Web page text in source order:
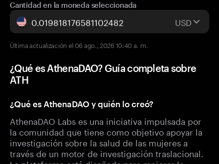
Cantidad en la moneda seleccionada
USD
Última actualización el 06 ago., 2026 10:40 a. m.
¿Qué es AthenaDAO? Guía completa sobre
ATH
¿Qué es AthenaDAO y quién lo creó?
AthenaDAO Labs es una iniciativa impulsada por
la comunidad que tiene como objetivo apoyar la
investigación sobre la salud de las mujeres a
través de un motor de investigación traslacional.